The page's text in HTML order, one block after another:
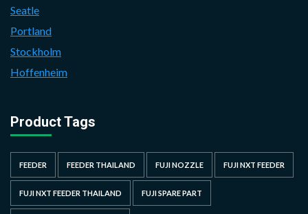
Seatle
Portland
Stockholm
Hoffenheim
Product Tags
FEEDER FEEDER THAILAND FUJI NOZZLE FUJI NXT FEEDER
FUJI NXT FEEDER THAILAND FUJI SPARE PART